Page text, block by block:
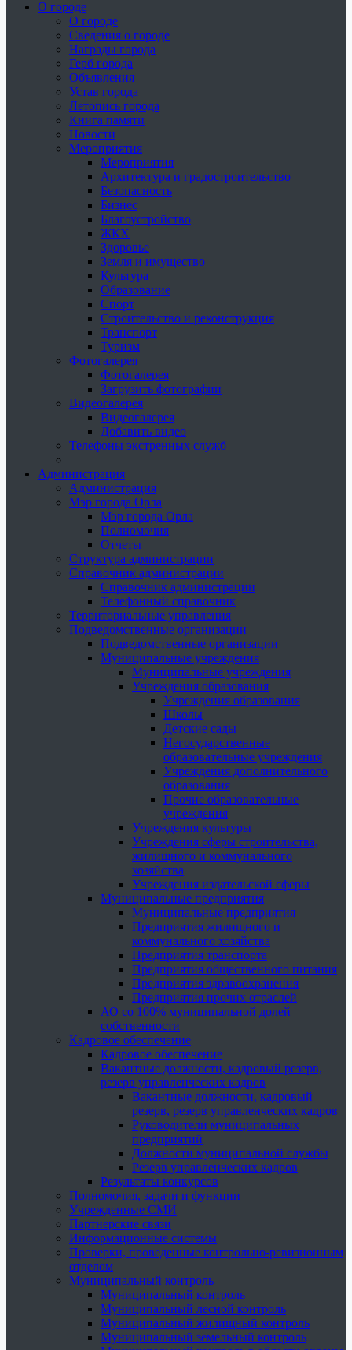
О городе
О городе
Сведения о городе
Награды города
Герб города
Объявления
Устав города
Летопись города
Книга памяти
Новости
Мероприятия
Мероприятия
Архитектура и градостроительство
Безопасность
Бизнес
Благоустройство
ЖКХ
Здоровье
Земля и имущество
Культура
Образование
Спорт
Строительство и реконструкция
Транспорт
Туризм
Фотогалерея
Фотогалерея
Загрузить фотографии
Видеогалерея
Видеогалерея
Добавить видео
Телефоны экстренных служб
Администрация
Администрация
Мэр города Орла
Мэр города Орла
Полномочия
Отчеты
Структура администрации
Справочник администрации
Справочник администрации
Телефонный справочник
Территориальные управления
Подведомственные организации
Подведомственные организации
Муниципальные учреждения
Муниципальные учреждения
Учреждения образования
Учреждения образования
Школы
Детские сады
Негосударственные
образовательные учреждения
Учреждения дополнительного
образования
Прочие образовательные
учреждения
Учреждения культуры
Учреждения сферы строительства,
жилищного и коммунального
хозяйства
Учреждения издательской сферы
Муниципальные предприятия
Муниципальные предприятия
Предприятия жилищного и
коммунального хозяйства
Предприятия транспорта
Предприятия общественного питания
Предприятия здравоохранения
Предприятия прочих отраслей
АО со 100% муниципальной долей
собственности
Кадровое обеспечение
Кадровое обеспечение
Вакантные должности, кадровый резерв,
резерв управленческих кадров
Вакантные должности, кадровый
резерв, резерв управленческих кадров
Руководители муниципальных
предприятий
Должности муниципальной службы
Резерв управленческих кадров
Результаты конкурсов
Полномочия, задачи и функции
Учрежденные СМИ
Партнерские связи
Информационные системы
Проверки, проведенные контрольно-ревизионным
отделом
Муниципальный контроль
Муниципальный контроль
Муниципальный лесной контроль
Муниципальный жилищный контроль
Муниципальный земельный контроль